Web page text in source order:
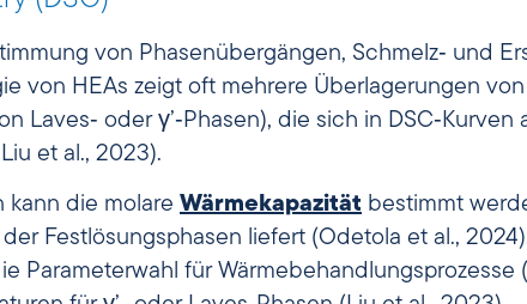
von Phasenübergängen, Schmelz‑ und
von HEAs zeigt oft mehrere Überlagerungen
Laves‑ oder γ’‑Phasen), die sich in DSC‑Kurven
et al., 2023).
kann die molare Wärmekapazität bestimmt
Festlösungsphasen liefert (Odetola et al.,
Parameterwahl für Wärmebehandlungsprozesse